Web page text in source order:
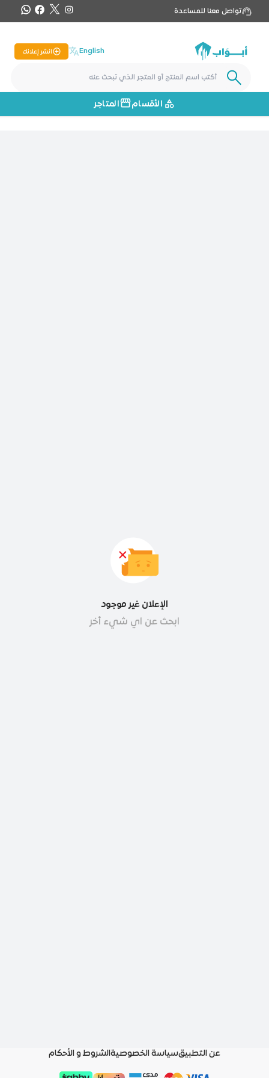
تواصل معنا للمساعدة
English انشر إعلانك
الأقسام المتاجر
الإعلان غير موجود
ابحث عن اي شيء أخر
عن التطبيقسياسة الخصوصيةالشروط و الأحكام